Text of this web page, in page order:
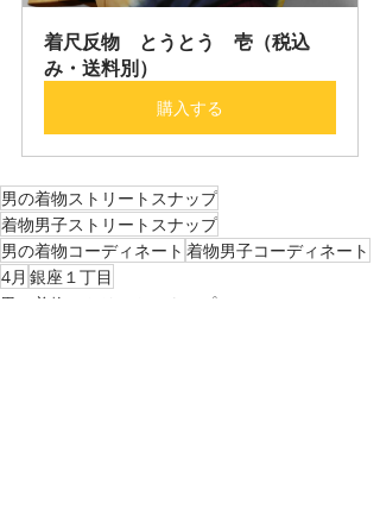
着尺反物　とうとう　壱（税込
み・送料別）
購入する
男の着物ストリートスナップ
着物男子ストリートスナップ
男の着物コーディネート 着物男子コーディネート
4月 銀座１丁目
男の着物ストリートスナップ